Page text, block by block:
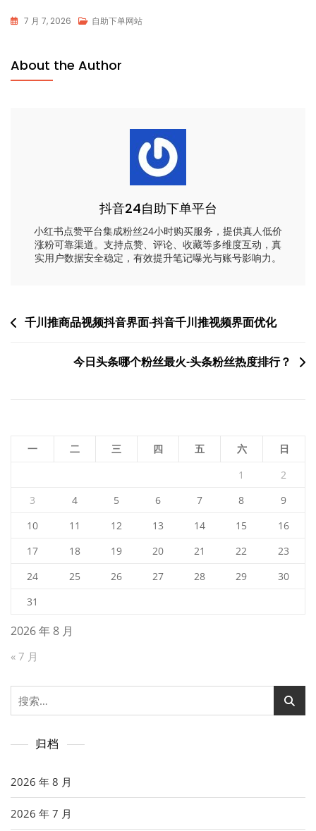
7 月 7, 2026 自助下单网站
About the Author
抖音24自助下单平台
小红书点赞平台集成粉丝24小时购买服务，提供真人低价
涨粉可靠渠道。支持点赞、评论、收藏等多维度互动，真
实用户数据安全稳定，有效提升笔记曝光与账号影响力。
文千川推商品视频抖音界面-抖音千川推视频界面优化
今日头条哪个粉丝最火-头条粉丝热度排行？
2026 年 8 月
一 二 三 四 五 六
日
1
2
3
4 5 6 7 8
9
10
11 12 13 14 15
16
17
18 19 20 21 22
23
24
25 26 27 28 29
30
31
« 7 月
搜
索：
归档
2026 年 8 月
2026 年 7 月